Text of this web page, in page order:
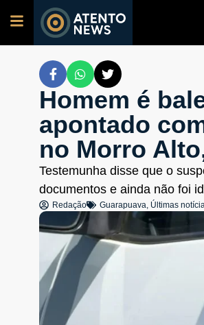
Homem é
apontado
no Morro
Testemunha disse que o
documentos e ainda não foi
Redação Guarapuava, Últimas